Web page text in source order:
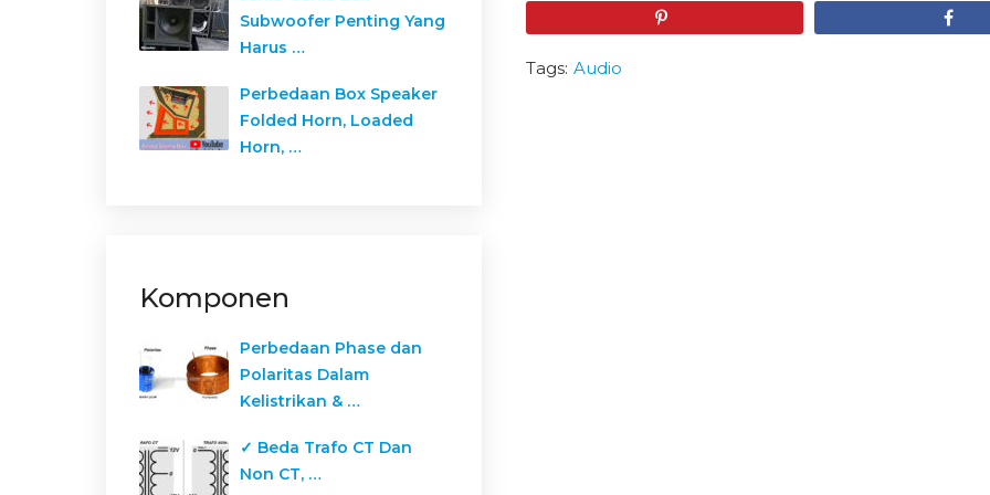
Tags: Audio
Subwoofer Penting Yang
Harus …
Perbedaan Box Speaker
Folded Horn, Loaded
Horn, …
Komponen
Perbedaan Phase dan
Polaritas Dalam
Kelistrikan & …
✓ Beda Trafo CT Dan
Non CT, …